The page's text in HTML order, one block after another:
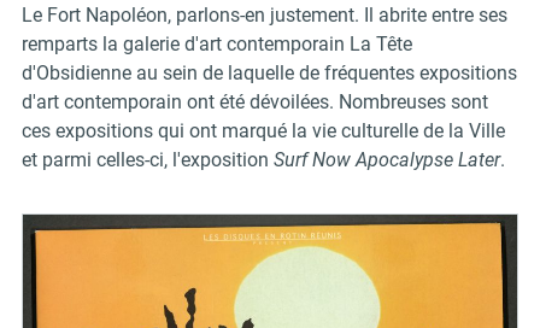
Le Fort Napoléon, parlons-en justement. Il abrite entre ses
remparts la galerie d'art contemporain La Tête
d'Obsidienne au sein de laquelle de fréquentes expositions
d'art contemporain ont été dévoilées. Nombreuses sont
ces expositions qui ont marqué la vie culturelle de la Ville
et parmi celles-ci, l'exposition Surf Now Apocalypse Later.